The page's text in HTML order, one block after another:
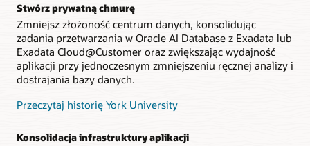
Stwórz prywatną chmurę
Zmniejsz złożoność centrum danych, konsolidując
zadania przetwarzania w Oracle AI Database z Exadata lub
Exadata Cloud@Customer oraz zwiększając wydajność
aplikacji przy jednoczesnym zmniejszeniu ręcznej analizy i
dostrajania bazy danych.
Przeczytaj historię York University
Konsolidacja infrastruktury aplikacji